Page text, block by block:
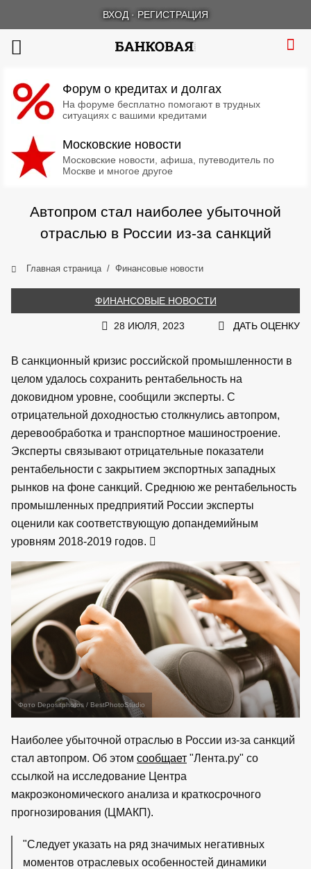
ВХОД · РЕГИСТРАЦИЯ
Форум о кредитах и долгах
На форуме бесплатно помогают в трудных
ситуациях с вашими кредитами
Московские новости
Московские новости, афиша, путеводитель по
Москве и многое другое
Автопром стал наиболее убыточной
отраслью в России из-за санкций
Главная страница Финансовые новости
ФИНАНСОВЫЕ НОВОСТИ
28 ИЮЛЯ, 2023 ДАТЬ ОЦЕНКУ
В санкционный кризис российской промышленности в
целом удалось сохранить рентабельность на
доковидном уровне, сообщили эксперты. С
отрицательной доходностью столкнулись автопром,
деревообработка и транспортное машиностроение.
Эксперты связывают отрицательные показатели
рентабельности с закрытием экспортных западных
рынков на фоне санкций. Среднюю же рентабельность
промышленных предприятий России эксперты
оценили как соответствующую допандемийным
уровням 2018-2019 годов.
Фото Depositphotos / BestPhotoStudio
Наиболее убыточной отраслью в России из-за санкций
стал автопром. Об этом сообщает "Лента.ру" со
ссылкой на исследование Центра
макроэкономического анализа и краткосрочного
прогнозирования (ЦМАКП).
"Следует указать на ряд значимых негативных
моментов отраслевых особенностей динамики